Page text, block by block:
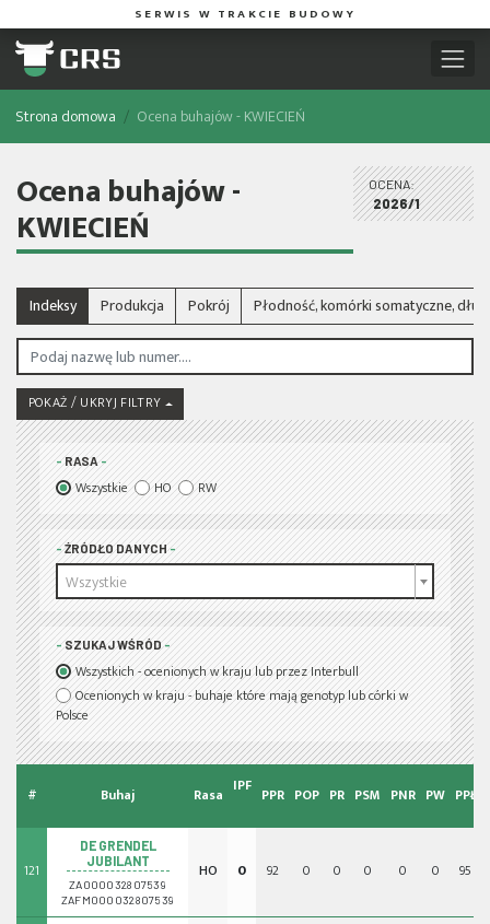
SERWIS W TRAKCIE BUDOWY
Strona domowa Ocena buhajów - KWIECIEŃ
Ocena buhajów -
KWIECIEŃ
OCENA:
2026/1
Indeksy Produkcja Pokrój Płodność, komórki somatyczne,
POKAŻ / UKRYJ FILTRY
RASA
Wszystkie HO RW
ŹRÓDŁO DANYCH
Wszystkie
SZUKAJ WŚRÓD
Wszystkich - ocenionych w kraju lub przez Interbull
Ocenionych w kraju - buhaje które mają genotyp lub córki w
Polsce
# Buhaj Rasa IPF PPR POP PR PSM PNR PW PPŁ
121
DE GRENDEL
JUBILANT
ZA000032807539
ZAFM000032807539
HO 0 92 0 0 0 0 0 95